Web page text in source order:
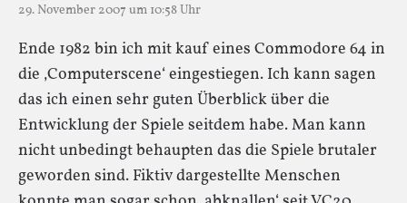
29. November 2007 um 10:58 Uhr
Ende 1982 bin ich mit kauf eines Commodore 64 in
die ‚Computerscene‘ eingestiegen. Ich kann sagen
das ich einen sehr guten Überblick über die
Entwicklung der Spiele seitdem habe. Man kann
nicht unbedingt behaupten das die Spiele brutaler
geworden sind. Fiktiv dargestellte Menschen